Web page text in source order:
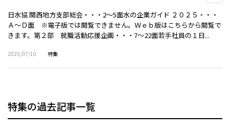
日水協 関西地方支部総会・・・2～5面水の企業ガイド ２０２５・・・
Ａ～Ｄ面 ※電子版では閲覧できません。Ｗｅｂ版はこちらから閲覧で
きます。第２部 就職活動応援企画・・・7～22面若手社員の１日...
2025/07/10 特集
特集の過去記事一覧